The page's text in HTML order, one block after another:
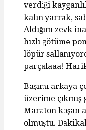
verdiği
kalın yarrak,
Aldığım zevk
hızlı götüme
löpür
parçalaaa!
Başımı arkaya
üzerime çıkmış
Maraton koşan
olmuştu.